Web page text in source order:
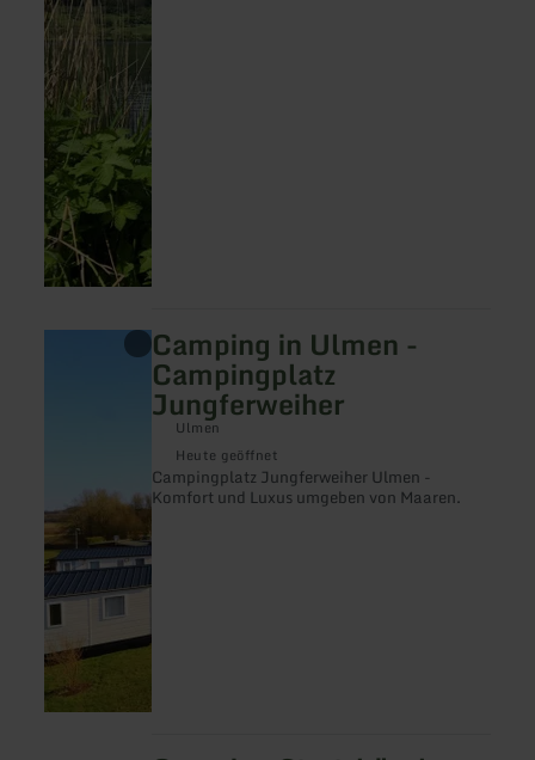
Camping in Ulmen -
Campingplatz
Jungferweiher
Ulmen
Heute geöffnet
Campingplatz Jungferweiher Ulmen -
Komfort und Luxus umgeben von Maaren.
Jungferweiher